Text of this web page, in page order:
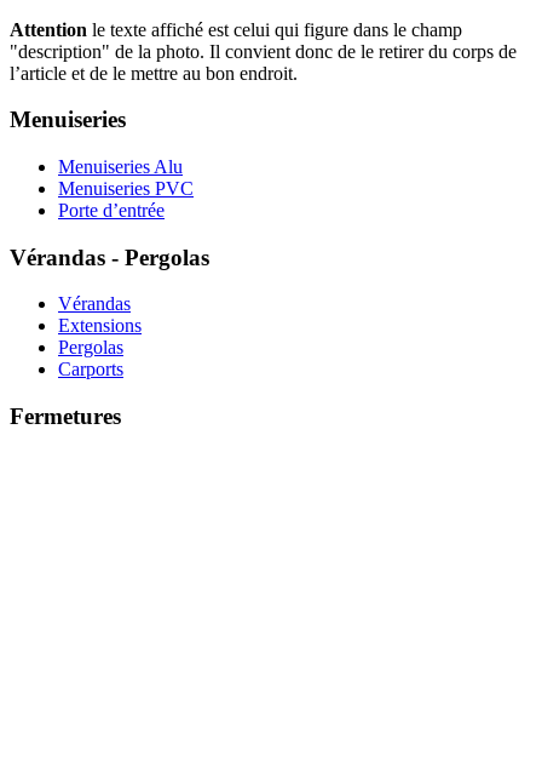
Attention le texte affiché est celui qui figure dans le champ
"description" de la photo. Il convient donc de le retirer du corps de
l’article et de le mettre au bon endroit.
Menuiseries
Menuiseries Alu
Menuiseries PVC
Porte d’entrée
Vérandas - Pergolas
Vérandas
Extensions
Pergolas
Carports
Fermetures